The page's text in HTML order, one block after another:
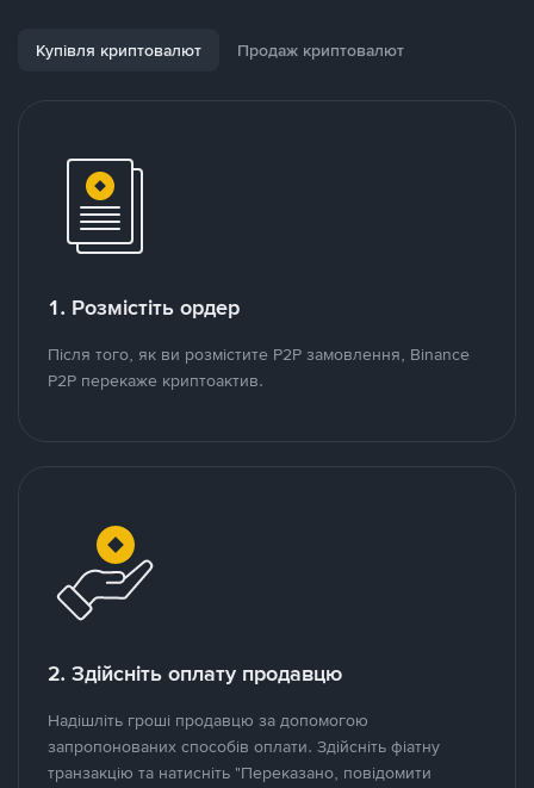
Купівля криптовалют Продаж криптовалют
1. Розмістіть ордер
Після того, як ви розмістите P2P замовлення, Binance
P2P перекаже криптоактив.
2. Здійсніть оплату продавцю
Надішліть гроші продавцю за допомогою
запропонованих способів оплати. Здійсніть фіатну
транзакцію та натисніть "Переказано, повідомити